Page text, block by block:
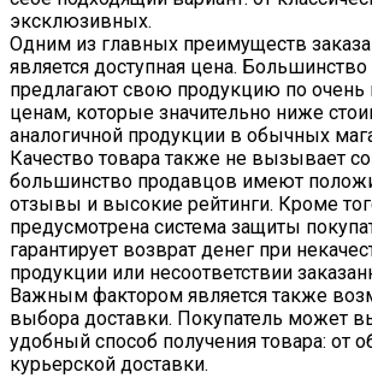
эксклюзивных.
Одним из главных преимуществ
является доступная цена.
предлагают свою продукцию по
ценам, которые значительно ниже
аналогичной продукции в обычных
Качество товара также не вызывает
большинство продавцов имеют
отзывы и высокие рейтинги. Кроме
предусмотрена система защиты
гарантирует возврат денег при
продукции или несоответствии
Важным фактором является также
выбора доставки. Покупатель может
удобный способ получения товара: от
курьерской доставки.